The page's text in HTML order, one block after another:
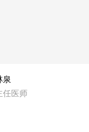
泉
任医师